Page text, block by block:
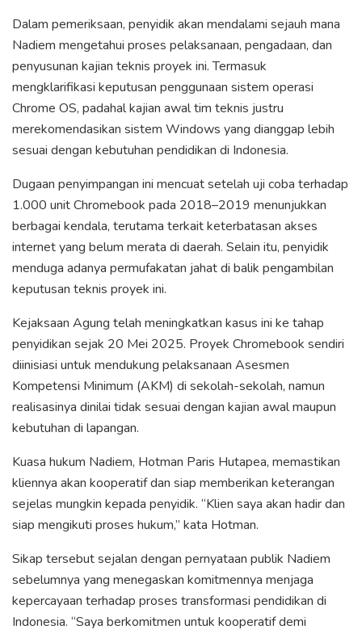
Dalam pemeriksaan, penyidik akan mendalami sejauh mana
Nadiem mengetahui proses pelaksanaan, pengadaan, dan
penyusunan kajian teknis proyek ini. Termasuk
mengklarifikasi keputusan penggunaan sistem operasi
Chrome OS, padahal kajian awal tim teknis justru
merekomendasikan sistem Windows yang dianggap lebih
sesuai dengan kebutuhan pendidikan di Indonesia.
Dugaan penyimpangan ini mencuat setelah uji coba terhadap
1.000 unit Chromebook pada 2018–2019 menunjukkan
berbagai kendala, terutama terkait keterbatasan akses
internet yang belum merata di daerah. Selain itu, penyidik
menduga adanya permufakatan jahat di balik pengambilan
keputusan teknis proyek ini.
Kejaksaan Agung telah meningkatkan kasus ini ke tahap
penyidikan sejak 20 Mei 2025. Proyek Chromebook sendiri
diinisiasi untuk mendukung pelaksanaan Asesmen
Kompetensi Minimum (AKM) di sekolah-sekolah, namun
realisasinya dinilai tidak sesuai dengan kajian awal maupun
kebutuhan di lapangan.
Kuasa hukum Nadiem, Hotman Paris Hutapea, memastikan
kliennya akan kooperatif dan siap memberikan keterangan
sejelas mungkin kepada penyidik. “Klien saya akan hadir dan
siap mengikuti proses hukum,” kata Hotman.
Sikap tersebut sejalan dengan pernyataan publik Nadiem
sebelumnya yang menegaskan komitmennya menjaga
kepercayaan terhadap proses transformasi pendidikan di
Indonesia. “Saya berkomitmen untuk kooperatif demi